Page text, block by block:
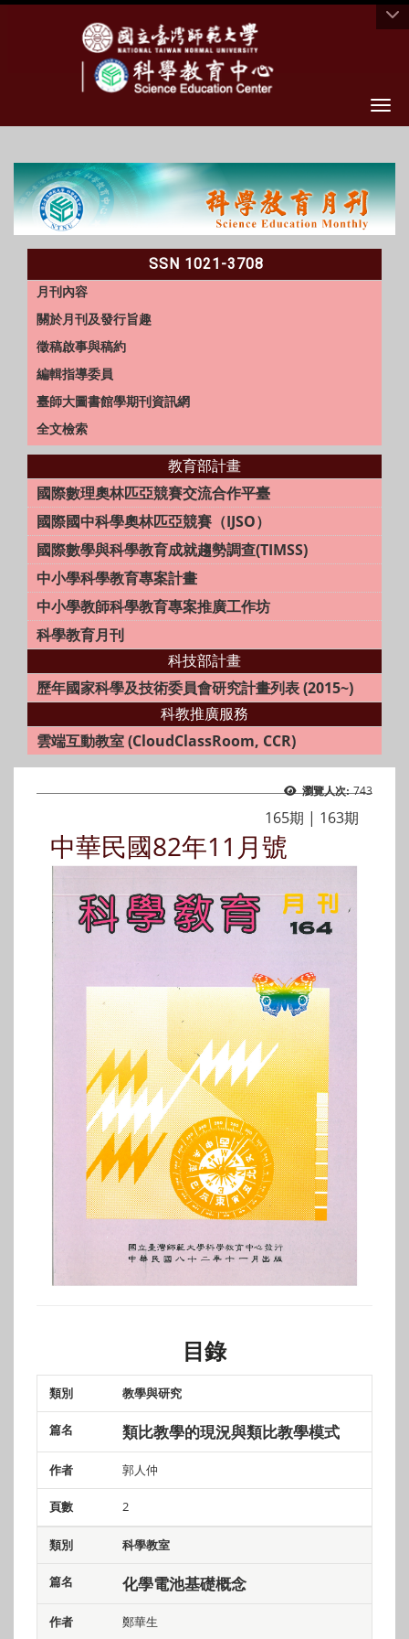
SSN 1021-3708
月刊內容
關於月刊及發行旨趣
徵稿啟事與稿約
編輯指導委員
臺師大圖書館學期刊資訊網
全文檢索
教育部計畫
國際數理奧林匹亞競賽交流合作平臺
國際國中科學奧林匹亞競賽（IJSO）
國際數學與科學教育成就趨勢調查(TIMSS)
中小學科學教育專案計畫
中小學教師科學教育專案推廣工作坊
科學教育月刊
科技部計畫
歷年國家科學及技術委員會研究計畫列表 (2015~)
科教推廣服務
雲端互動教室 (CloudClassRoom, CCR)
瀏覽人次: 743
165期 | 163期
中華民國82年11月號
目錄
類別 作者
教學與研究
類比教學的現況與類比教學模式
郭人仲
2
科學教室
化學電池基礎概念
鄭華生